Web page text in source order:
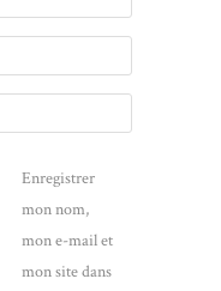
Enregistrer
mon nom,
mon e-mail et
mon site dans